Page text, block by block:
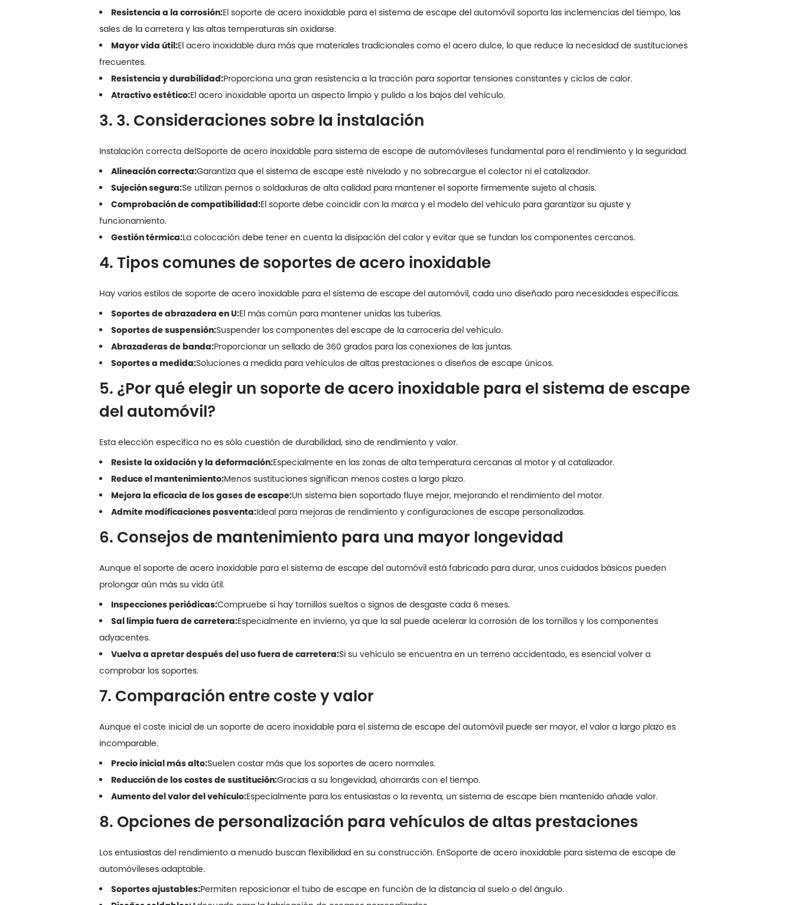
Resistencia a la corrosión:El soporte de acero inoxidable para el sistema de escape del automóvil soporta las inclemencias del tiempo, las
sales de la carretera y las altas temperaturas sin oxidarse.
Mayor vida útil:El acero inoxidable dura más que materiales tradicionales como el acero dulce, lo que reduce la necesidad de sustituciones
frecuentes.
Resistencia y durabilidad:Proporciona una gran resistencia a la tracción para soportar tensiones constantes y ciclos de calor.
Atractivo estético:El acero inoxidable aporta un aspecto limpio y pulido a los bajos del vehículo.
3. 3. Consideraciones sobre la instalación
Instalación correcta delSoporte de acero inoxidable para sistema de escape de automóvileses fundamental para el rendimiento y la seguridad.
Alineación correcta:Garantiza que el sistema de escape esté nivelado y no sobrecargue el colector ni el catalizador.
Sujeción segura:Se utilizan pernos o soldaduras de alta calidad para mantener el soporte firmemente sujeto al chasis.
Comprobación de compatibilidad:El soporte debe coincidir con la marca y el modelo del vehículo para garantizar su ajuste y
funcionamiento.
Gestión térmica:La colocación debe tener en cuenta la disipación del calor y evitar que se fundan los componentes cercanos.
4. Tipos comunes de soportes de acero inoxidable
Hay varios estilos de soporte de acero inoxidable para el sistema de escape del automóvil, cada uno diseñado para necesidades específicas.
Soportes de abrazadera en U:El más común para mantener unidas las tuberías.
Soportes de suspensión:Suspender los componentes del escape de la carrocería del vehículo.
Abrazaderas de banda:Proporcionar un sellado de 360 grados para las conexiones de las juntas.
Soportes a medida:Soluciones a medida para vehículos de altas prestaciones o diseños de escape únicos.
5. ¿Por qué elegir un soporte de acero inoxidable para el sistema de escape
del automóvil?
Esta elección específica no es sólo cuestión de durabilidad, sino de rendimiento y valor.
Resiste la oxidación y la deformación:Especialmente en las zonas de alta temperatura cercanas al motor y al catalizador.
Reduce el mantenimiento:Menos sustituciones significan menos costes a largo plazo.
Mejora la eficacia de los gases de escape:Un sistema bien soportado fluye mejor, mejorando el rendimiento del motor.
Admite modificaciones posventa:Ideal para mejoras de rendimiento y configuraciones de escape personalizadas.
6. Consejos de mantenimiento para una mayor longevidad
Aunque el soporte de acero inoxidable para el sistema de escape del automóvil está fabricado para durar, unos cuidados básicos pueden
prolongar aún más su vida útil.
Inspecciones periódicas:Compruebe si hay tornillos sueltos o signos de desgaste cada 6 meses.
Sal limpia fuera de carretera:Especialmente en invierno, ya que la sal puede acelerar la corrosión de los tornillos y los componentes
adyacentes.
Vuelva a apretar después del uso fuera de carretera:Si su vehículo se encuentra en un terreno accidentado, es esencial volver a
comprobar los soportes.
7. Comparación entre coste y valor
Aunque el coste inicial de un soporte de acero inoxidable para el sistema de escape del automóvil puede ser mayor, el valor a largo plazo es
incomparable.
Precio inicial más alto:Suelen costar más que los soportes de acero normales.
Reducción de los costes de sustitución:Gracias a su longevidad, ahorrarás con el tiempo.
Aumento del valor del vehículo:Especialmente para los entusiastas o la reventa, un sistema de escape bien mantenido añade valor.
8. Opciones de personalización para vehículos de altas prestaciones
Los entusiastas del rendimiento a menudo buscan flexibilidad en su construcción. EnSoporte de acero inoxidable para sistema de escape de
automóvileses adaptable.
Soportes ajustables:Permiten reposicionar el tubo de escape en función de la distancia al suelo o del ángulo.